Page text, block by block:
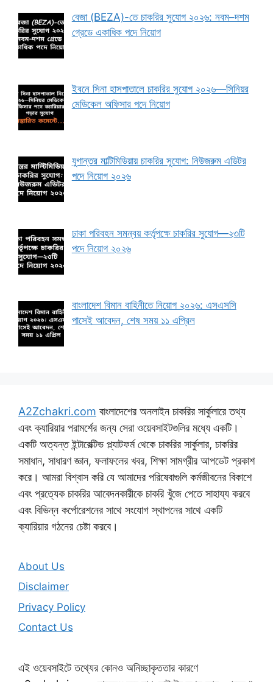
বেজা (BEZA)-তে চাকরির সুযোগ ২০২৬: নবম–দশম
গ্রেডে একাধিক পদে নিয়োগ
ইবনে সিনা হাসপাতালে চাকরির সুযোগ ২০২৬—সিনিয়র
মেডিকেল অফিসার পদে নিয়োগ
যুগান্তর মাল্টিমিডিয়ায় চাকরির সুযোগ: নিউজরুম এডিটর
পদে নিয়োগ ২০২৬
ঢাকা পরিবহন সমন্বয় কর্তৃপক্ষে চাকরির সুযোগ—২৩টি
পদে নিয়োগ ২০২৬
বাংলাদেশ বিমান বাহিনীতে নিয়োগ ২০২৬: এসএসসি
পাসেই আবেদন, শেষ সময় ১১ এপ্রিল
A2Zchakri.com বাংলাদেশের অনলাইন চাকরির সার্কুলারে তথ্য
এবং ক্যারিয়ার পরামর্শের জন্য সেরা ওয়েবসাইটগুলির মধ্যে একটি।
একটি অত্যন্ত ইন্টারেক্টিভ প্ল্যাটফর্ম থেকে চাকরির সার্কুলার, চাকরির
সমাধান, সাধারণ জ্ঞান, ফলাফলের খবর, শিক্ষা সামগ্রীর আপডেট প্রকাশ
করে। আমরা বিশ্বাস করি যে আমাদের পরিষেবাগুলি কর্মজীবনের বিকাশে
এবং প্রত্যেক চাকরির আবেদনকারীকে চাকরি খুঁজে পেতে সাহায্য করবে
এবং বিভিন্ন কর্পোরেশনের সাথে সংযোগ স্থাপনের সাথে একটি
ক্যারিয়ার গঠনের চেষ্টা করবে।
About Us
Disclaimer
Privacy Policy
Contact Us
এই ওয়েবসাইটে তথ্যের কোনও অনিচ্ছাকৃততার কারণে